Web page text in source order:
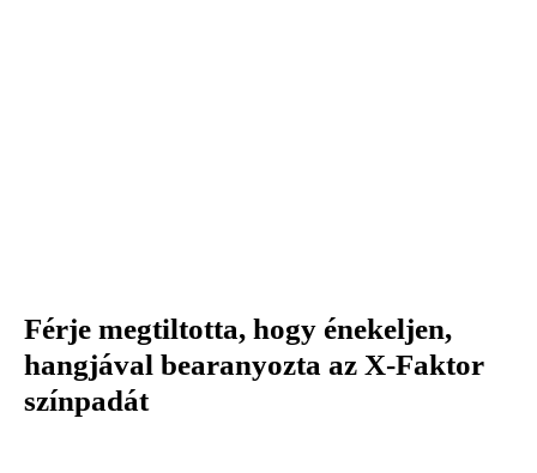
Férje megtiltotta, hogy énekeljen,
hangjával bearanyozta az X-Faktor
színpadát